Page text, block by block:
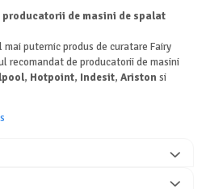
producatorii de masini de spalat
mai puternic produs de curatare Fairy
recomandat de producatorii de masini
, Hotpoint, Indesit, Aristonsi